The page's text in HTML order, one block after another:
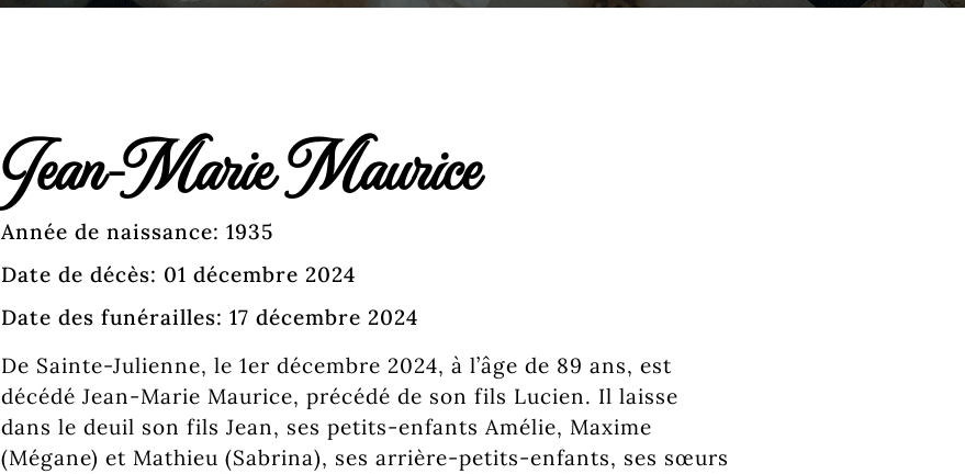
Jean-Marie Maurice
Année de naissance: 1935
Date de décès: 01 décembre 2024
Date des funérailles: 17 décembre 2024
De Sainte-Julienne, le 1er décembre 2024, à l’âge de 89 ans, est
décédé Jean-Marie Maurice, précédé de son fils Lucien. Il laisse
dans le deuil son fils Jean, ses petits-enfants Amélie, Maxime
(Mégane) et Mathieu (Sabrina), ses arrière-petits-enfants, ses sœurs